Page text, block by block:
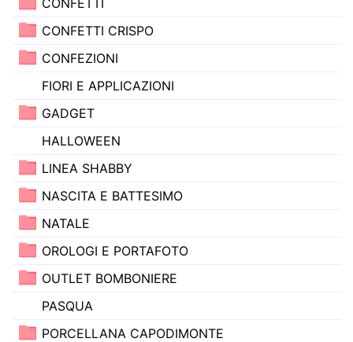
CONFETTI CRISPO
CONFEZIONI
FIORI E APPLICAZIONI
GADGET
HALLOWEEN
LINEA SHABBY
NASCITA E BATTESIMO
NATALE
OROLOGI E PORTAFOTO
OUTLET BOMBONIERE
PASQUA
PORCELLANA CAPODIMONTE